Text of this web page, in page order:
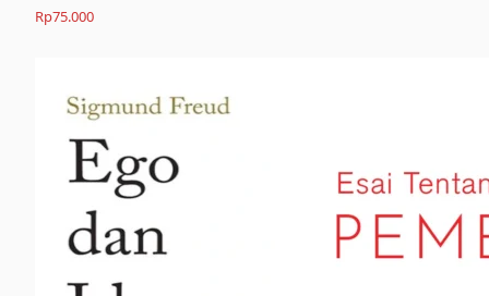
Rp75.000